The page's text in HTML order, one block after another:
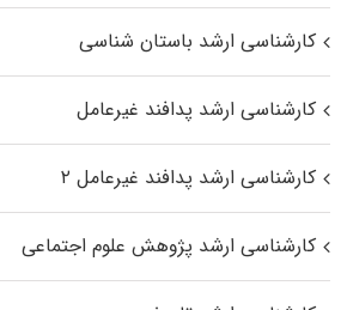
کارشناسی ارشد باستان شناسی
کارشناسی ارشد پدافند غیرعامل
کارشناسی ارشد پدافند غیرعامل ۲
کارشناسی ارشد پژوهش علوم اجتماعی